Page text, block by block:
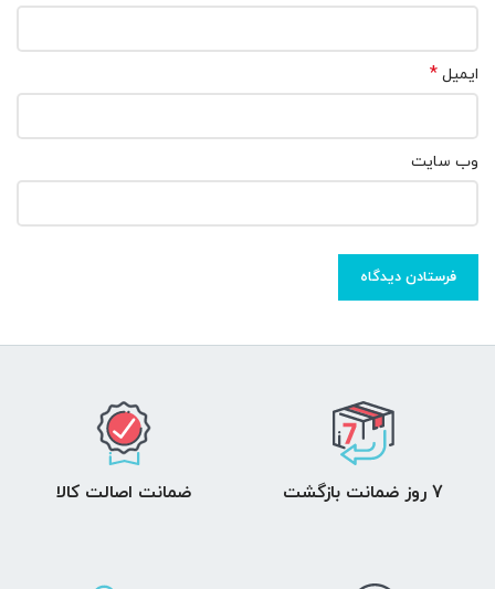
ایمیل *
وب‌ سایت
ضمانت اصالت کالا 7 روز ضمانت بازگشت